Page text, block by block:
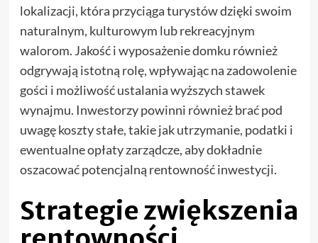
lokalizacji, która przyciąga turystów dzięki swoim
naturalnym, kulturowym lub rekreacyjnym
walorom. Jakość i wyposażenie domku również
odgrywają istotną rolę, wpływając na zadowolenie
gości i możliwość ustalania wyższych stawek
wynajmu. Inwestorzy powinni również brać pod
uwagę koszty stałe, takie jak utrzymanie, podatki i
ewentualne opłaty zarządcze, aby dokładnie
oszacować potencjalną rentowność inwestycji.
Strategie zwiększenia